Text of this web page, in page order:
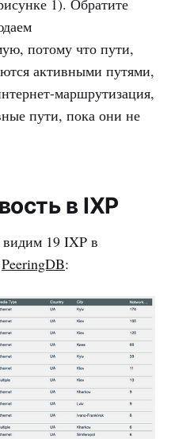
1). Обратите
потому что пути,
активными путями,
маршрутизация,
пути, пока они не
в IXP
19 IXP в
PeeringDB: